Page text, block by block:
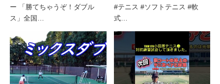
ー 「勝てちゃうぞ！ダブル
ス」全国…
#テニス #ソフトテニス #軟
式…